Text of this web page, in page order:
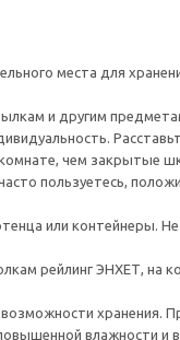
места для
и другим
чем закрытые
пользуетесь,
или контейнеры.
рейлинг ЭНХЕТ,
хранения.
влажности и